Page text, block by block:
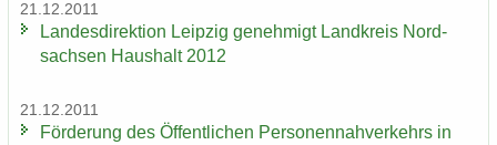
21.12.2011
Lan­des­di­rek­ti­on Leip­zig ge­neh­migt Land­kreis Nord­
sach­sen Haus­halt 2012
21.12.2011
För­de­rung des Öf­fent­li­chen Per­so­nen­nah­ver­kehrs in